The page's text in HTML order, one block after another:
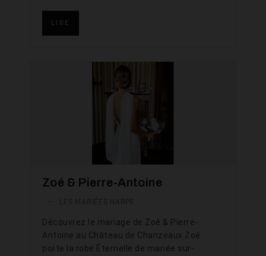
LIRE
Zoé & Pierre-Antoine
Découvrez le mariage de Zoé & Pierre-
Antoine au Château de Chanzeaux Zoé
porte la robe Éternelle de mariée sur-